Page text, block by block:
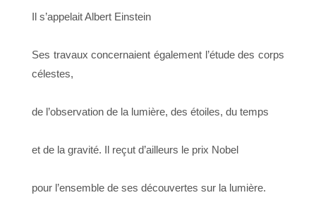
Il s’appelait Albert Einstein
Ses travaux concernaient également l’étude des corps
célestes,
de l’observation de la lumière, des étoiles, du temps
et de la gravité. Il reçut d’ailleurs le prix Nobel
pour l’ensemble de ses découvertes sur la lumière.